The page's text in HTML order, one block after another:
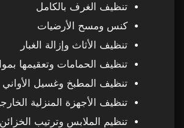
تنظيف الغرف بالكامل
كنس ومسح الأرضيات
تنظيف الأثاث وإزالة الغبار
تنظيف الحمامات وتعقيمها
تنظيف المطبخ وغسيل الأواني
تنظيف الأجهزة المنزلية
تنظيم الملابس وترتيب الخزائن